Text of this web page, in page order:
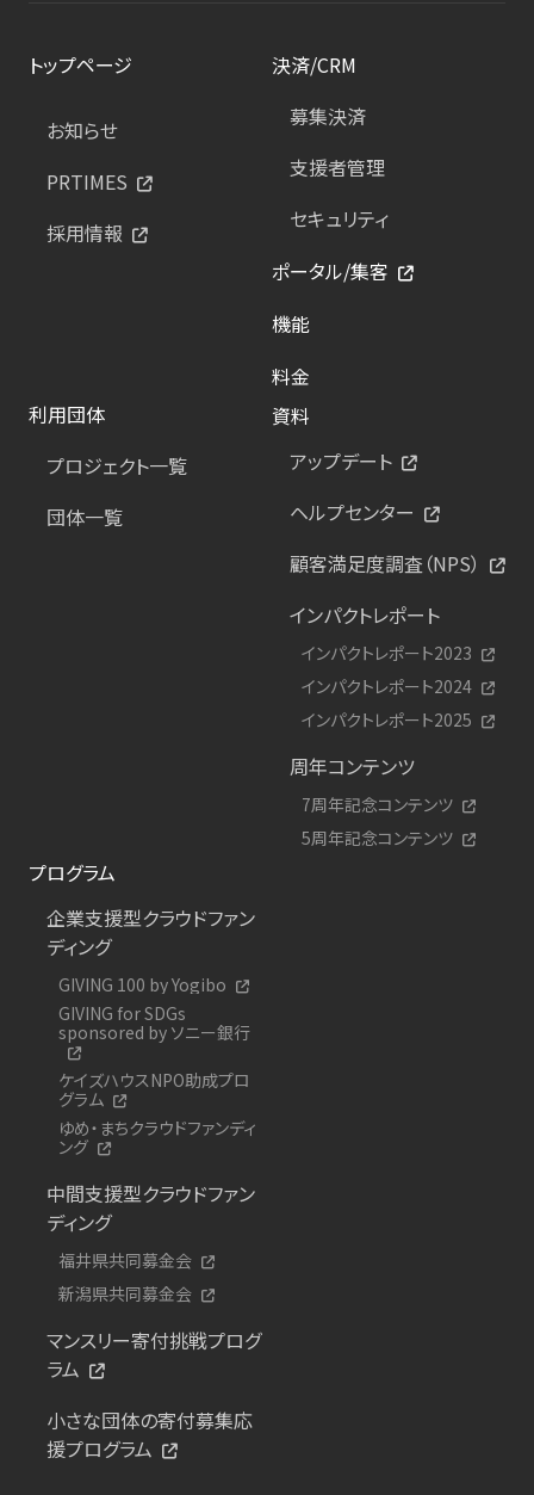
トップページ
お知らせ
PRTIMES
採用情報
決済/CRM
募集決済
支援者管理
セキュリティ
ポータル/集客
機能
料金
利用団体
プロジェクト一覧
団体一覧
資料
アップデート
ヘルプセンター
顧客満足度調査（NPS）
インパクトレポート
インパクトレポート2023
インパクトレポート2024
インパクトレポート2025
周年コンテンツ
7周年記念コンテンツ
5周年記念コンテンツ
プログラム
企業支援型クラウドファン
ディング
GIVING 100 by Yogibo
GIVING for SDGs
sponsored by ソニー銀行
ケイズハウスNPO助成プロ
グラム
ゆめ・まちクラウドファンディ
ング
中間支援型クラウドファン
ディング
福井県共同募金会
新潟県共同募金会
マンスリー寄付挑戦プログ
ラム
小さな団体の寄付募集応
援プログラム